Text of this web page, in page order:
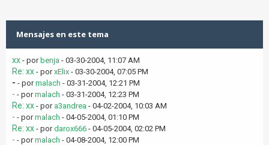
Mensajes en este tema
xx - por benja - 03-30-2004, 11:07 AM
Re: xx - porxElix - 03-30-2004, 07:05 PM
- - pormalach - 03-31-2004, 12:21 PM
- - pormalach - 03-31-2004, 12:23 PM
Re: xx - por a3andrea - 04-02-2004, 10:03 AM
- - pormalach - 04-05-2004, 01:10 PM
Re: xx - pordarox666 - 04-05-2004, 02:02 PM
- - pormalach - 04-08-2004, 12:00 PM